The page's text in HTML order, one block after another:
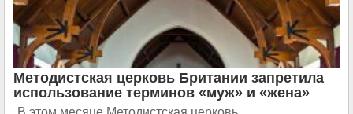
Методистская церковь Британии запретила
использование терминов «муж» и «жена»